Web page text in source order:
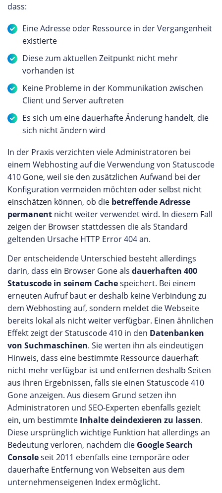
dass:
Eine Adresse oder Ressource in der Vergangenheit
existierte
Diese zum aktuellen Zeitpunkt nicht mehr
vorhanden ist
Keine Probleme in der Kommunikation zwischen
Client und Server auftreten
Es sich um eine dauerhafte Änderung handelt, die
sich nicht ändern wird
In der Praxis verzichten viele Administratoren bei
einem Webhosting auf die Verwendung von Statuscode
410 Gone, weil sie den zusätzlichen Aufwand bei der
Konfiguration vermeiden möchten oder selbst nicht
einschätzen können, ob die betreffende Adresse
permanent nicht weiter verwendet wird. In diesem Fall
zeigen der Browser stattdessen die als Standard
geltenden Ursache HTTP Error 404 an.
Der entscheidende Unterschied besteht allerdings
darin, dass ein Browser Gone als dauerhaften 400
Statuscode in seinem Cachespeichert. Bei einem
erneuten Aufruf baut er deshalb keine Verbindung zu
dem Webhosting auf, sondern meldet die Webseite
bereits lokal als nicht weiter verfügbar. Einen ähnlichen
Effekt zeigt der Statuscode 410 in den Datenbanken
von Suchmaschinen. Sie werten ihn als eindeutigen
Hinweis, dass eine bestimmte Ressource dauerhaft
nicht mehr verfügbar ist und entfernen deshalb Seiten
aus ihren Ergebnissen, falls sie einen Statuscode 410
Gone anzeigen. Aus diesem Grund setzen ihn
Administratoren und SEO-Experten ebenfalls gezielt
ein, um bestimmte Inhalte deindexieren zu lassen.
Diese ursprünglich wichtige Funktion hat allerdings an
Bedeutung verloren, nachdem die Google Search
Consoleseit 2011 ebenfalls eine temporäre oder
dauerhafte Entfernung von Webseiten aus dem
unternehmenseigenen Index ermöglicht.